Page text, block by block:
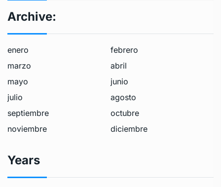
Archive:
enero
febrero
marzo
abril
mayo
junio
julio
agosto
septiembre
octubre
noviembre
diciembre
Years